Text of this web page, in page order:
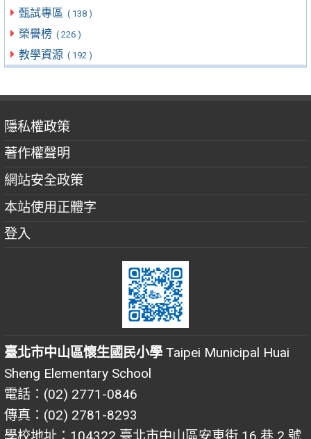
甄試專區 ( 138 )
榮譽榜 ( 226 )
教學資源 ( 192 )
隱私權政策
著作權聲明
網站安全政策
本站使用正體字
登入
臺北市中山區懷生國民小學 Taipei Municipal Huai
Sheng Elementary School
電話：(02) 2771-0846
傳真：(02) 2781-8293
學校地址：104322 臺北市中山區安東街 16 巷 2 號